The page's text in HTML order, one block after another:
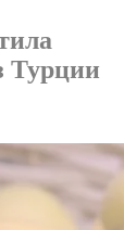
Турции